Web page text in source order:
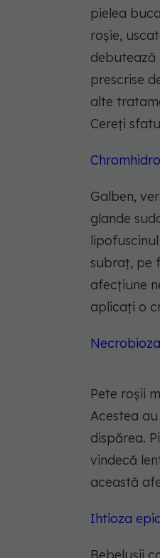
pielea
roșie,
debutează
prescrise
alte
Cereți
Galben,
glande
subraț, pe
afecțiune
aplicați o
Pete roșii
Acestea
dispărea.
vindecă
această
Ihtioza
Bebelușii